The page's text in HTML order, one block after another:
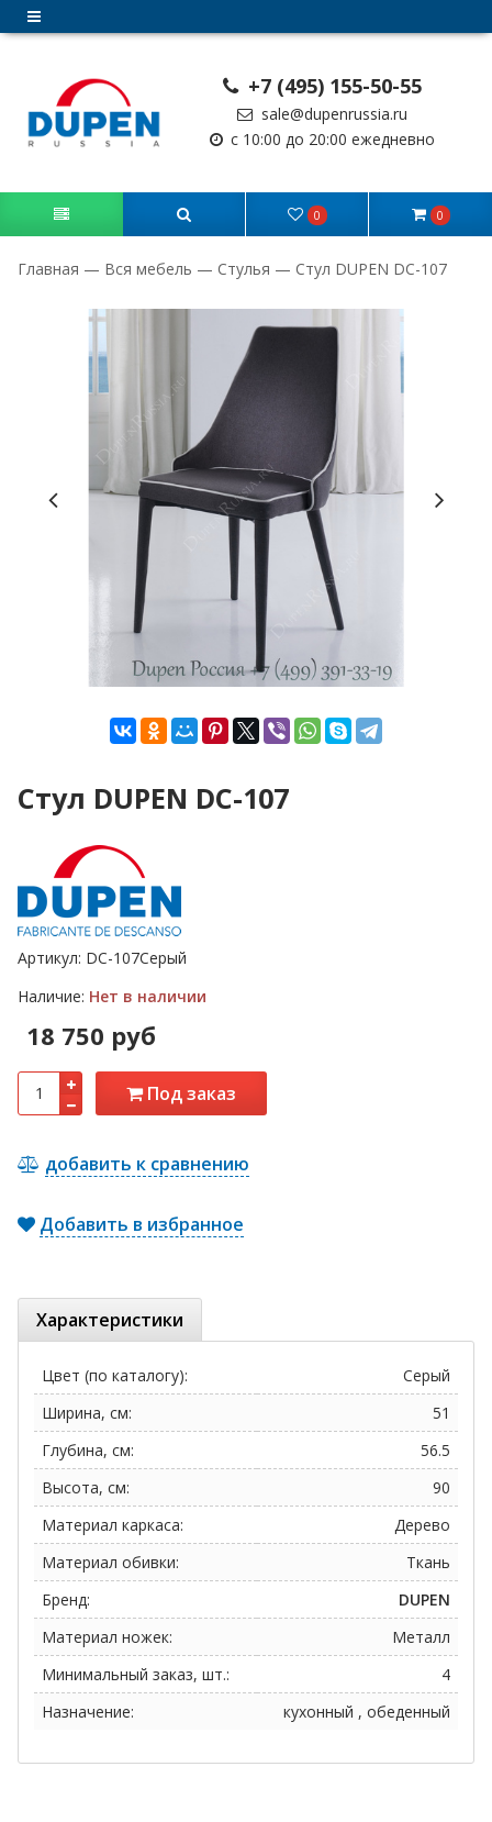
+7 (495) 155-50-55
sale@dupenrussia.ru
с 10:00 до 20:00 ежедневно
0 0
Главная — Вся мебель — Стулья — Стул DUPEN DC-107
Стул DUPEN DC-107
Артикул: DC-107Серый
Наличие: Нет в наличии
18 750 руб
Под заказ
добавить к сравнению
Добавить в избранное
Характеристики
Цвет (по каталогу):
Серый
Ширина, см:
51
Глубина, см:
56.5
Высота, см:
90
Материал каркаса:
Дерево
Материал обивки:
Ткань
Бренд:
DUPEN
Материал ножек:
Металл
Минимальный заказ, шт.:
4
Назначение:
кухонный , обеденный